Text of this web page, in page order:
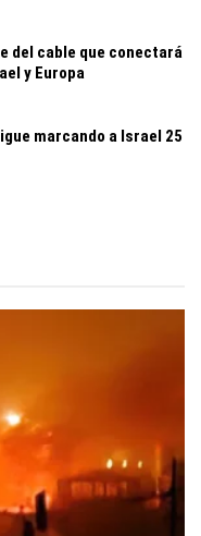
del cable que conectará
y Europa
marcando a Israel 25